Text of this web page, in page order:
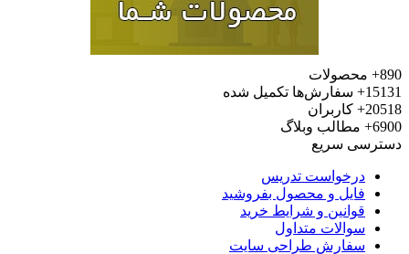
محصولات
سفارش‌ها تکمیل شده
کاربران
مطالب وبلاگ
سریع
درخواست تدریس
فایل و محصول بفروشید
قوانین و شرایط خرید
سوالات متداول
سفارش طراحی سایت